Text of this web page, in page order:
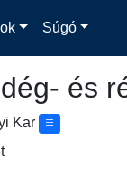
Súgó
és
Kar